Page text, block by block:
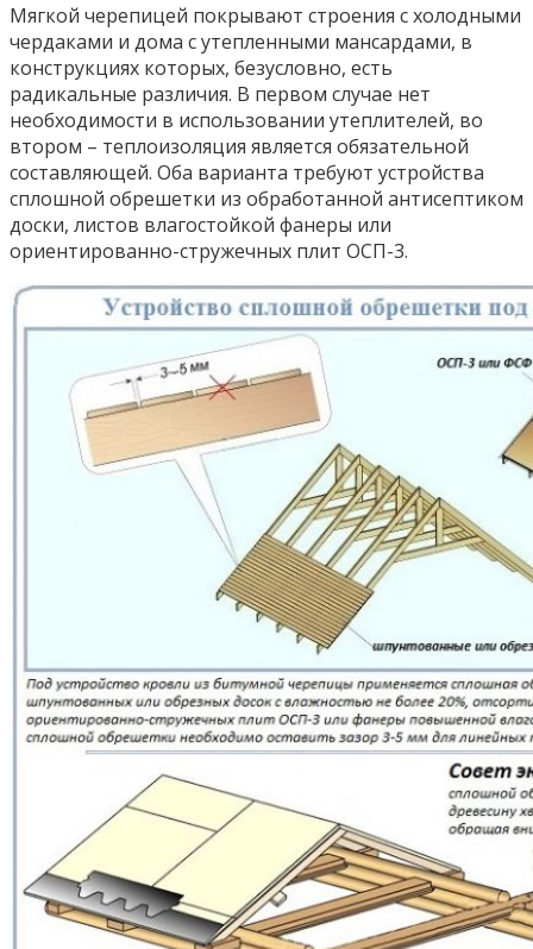
Мягкой черепицей покрывают строения с холодными
чердаками и дома с утепленными мансардами, в
конструкциях которых, безусловно, есть
радикальные различия. В первом случае нет
необходимости в использовании утеплителей, во
втором – теплоизоляция является обязательной
составляющей. Оба варианта требуют устройства
сплошной обрешетки из обработанной антисептиком
доски, листов влагостойкой фанеры или
ориентированно-стружечных плит ОСП-3.